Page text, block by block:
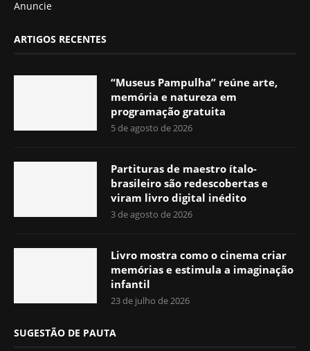
Anuncie
ARTIGOS RECENTES
“Museus Pampulha” reúne arte,
memória e natureza em
programação gratuita
5 de agosto de 2026
Partituras de maestro ítalo-
brasileiro são redescobertas e
viram livro digital inédito
3 de agosto de 2026
Livro mostra como o cinema criar
memórias e estimula a imaginação
infantil
23 de julho de 2026
SUGESTÃO DE PAUTA